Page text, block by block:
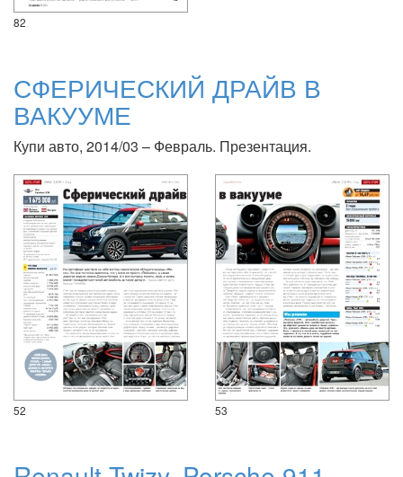
82
СФЕРИЧЕСКИЙ ДРАЙВ В
ВАКУУМЕ
Купи авто, 2014/03 – Февраль. Презентация.
52 53